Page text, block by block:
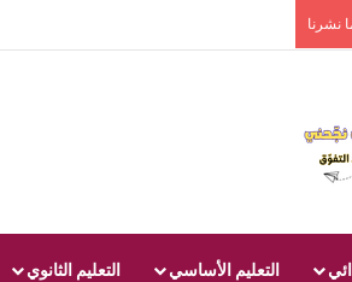
نشرنا
التعليم الأساسي التعليم الثانوي